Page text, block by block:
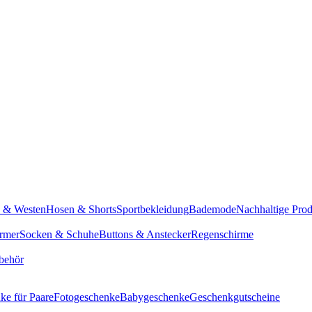
& WestenHosen & ShortsSportbekleidungBademodeNachhaltige
Socken & SchuheButtons & AnsteckerRegenschirme
für PaareFotogeschenkeBabygeschenkeGeschenkgutscheine